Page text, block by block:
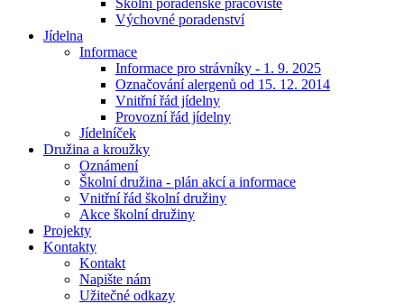
Školní poradenské pracoviště
Výchovné poradenství
Jídelna
Informace
Informace pro strávníky - 1. 9. 2025
Označování alergenů od 15. 12. 2014
Vnitřní řád jídelny
Provozní řád jídelny
Jídelníček
Družina a kroužky
Oznámení
Školní družina - plán akcí a informace
Vnitřní řád školní družiny
Akce školní družiny
Projekty
Kontakty
Kontakt
Napište nám
Užitečné odkazy